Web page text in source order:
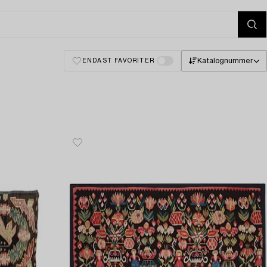
ENDAST FAVORITER Katalognummer